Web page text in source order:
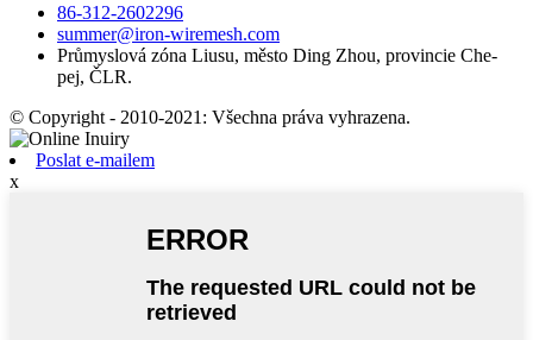
86-312-2602296
summer@iron-wiremesh.com
Průmyslová zóna Liusu, město Ding Zhou, provincie Che-
pej, ČLR.
© Copyright - 2010-2021: Všechna práva vyhrazena.
Poslat e-mailem
x